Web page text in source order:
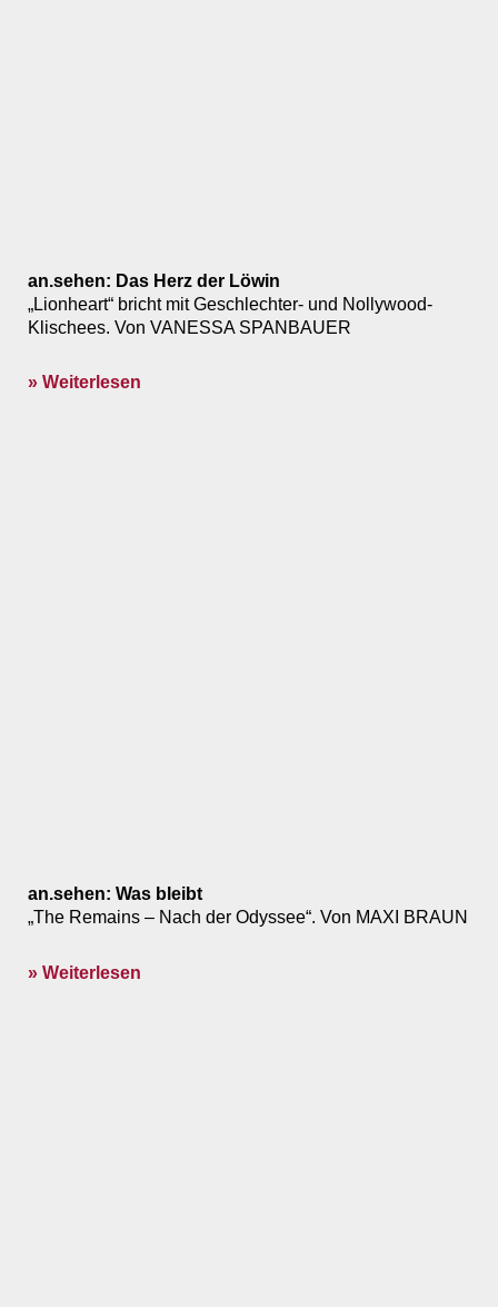
an.sehen: Das Herz der Löwin
„Lionheart“ bricht mit Geschlechter- und Nollywood-
Klischees. Von VANESSA SPANBAUER
» Weiterlesen
an.sehen: Was bleibt
„The Remains – Nach der Odyssee“. Von MAXI BRAUN
» Weiterlesen